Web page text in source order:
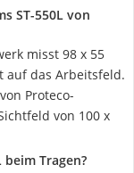
ST-550L von
misst 98 x 55
auf das Arbeitsfeld.
Proteco-
von 100 x
Tragen?